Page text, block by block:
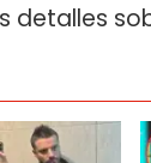
detalles